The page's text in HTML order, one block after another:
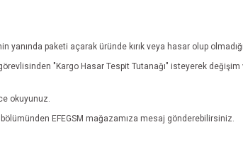
yanında paketi açarak üründe kırık veya hasar olup
görevlisinden "Kargo Hasar Tespit Tutanağı" isteyerek
okuyunuz.
EFEGSM mağazamıza mesaj gönderebilirsiniz.